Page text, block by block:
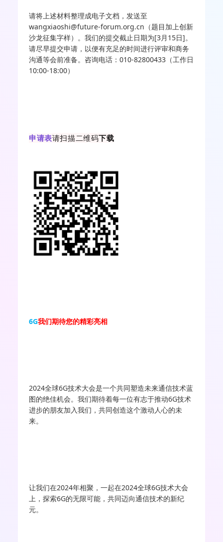
请将上述材料整理成电子文档，发送至
wangxiaoshi@future-forum.org.cn（题目加上创新
沙龙征集字样）。我们的提交截止日期为[3月15日]。
请尽早提交申请，以便有充足的时间进行评审和商务
沟通等会前准备。咨询电话：010-82800433（工作日
10:00-18:00）
申请表请扫描二维码下载
6G我们期待您的精彩亮相
2024全球6G技术大会是一个共同塑造未来通信技术蓝
图的绝佳机会。我们期待着每一位有志于推动6G技术
进步的朋友加入我们，共同创造这个激动人心的未
来。
让我们在2024年相聚，一起在2024全球6G技术大会
上，探索6G的无限可能，共同迈向通信技术的新纪
元。